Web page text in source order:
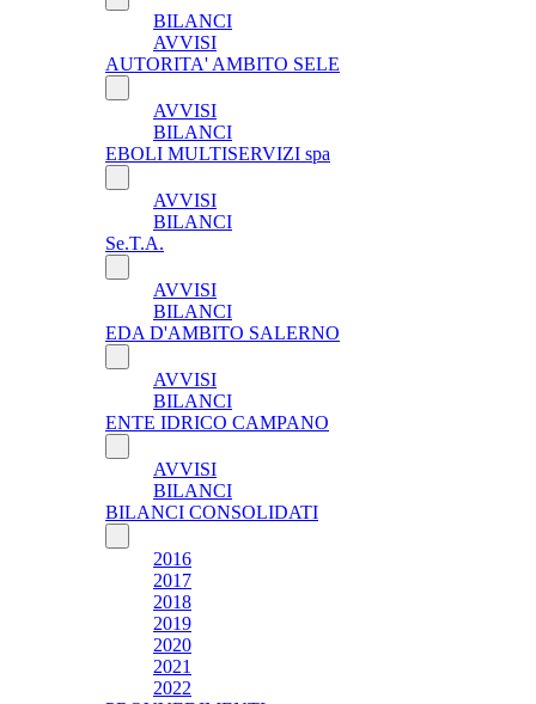
BILANCI
AVVISI
AUTORITA' AMBITO SELE
AVVISI
BILANCI
EBOLI MULTISERVIZI spa
AVVISI
BILANCI
Se.T.A.
AVVISI
BILANCI
EDA D'AMBITO SALERNO
AVVISI
BILANCI
ENTE IDRICO CAMPANO
AVVISI
BILANCI
BILANCI CONSOLIDATI
2016
2017
2018
2019
2020
2021
2022